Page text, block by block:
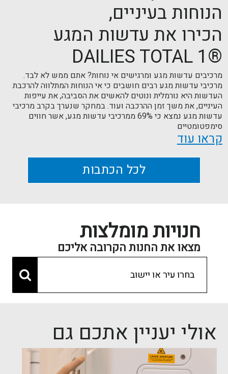
הנוחות בעיניים,
הכירו את עדשות המגע
®DAILIES TOTAL 1
מרכיבים עדשות מגע ומרגישים אי נוחות? אתם ממש לא לבד.
מרכיבי עדשות מגע רבים חושבים כי אי הנוחות המתלווה להרכבת
העדשות היא נורמלית ונוטים להאשים את הסביבה, את עייפות
העיניים, את משך זמן ההרכבה ועוד. במחקר שנערך בקרב מרכיבי
עדשות מגע נמצא כי 69% ממרכיבי עדשות מגע, אשר חווים
סימפטומטיים
קראו עוד
לכל הכתבות
חנויות מומלצות
מצאו את החנות הקרובה אליכם
אולי יעניין אתכם גם